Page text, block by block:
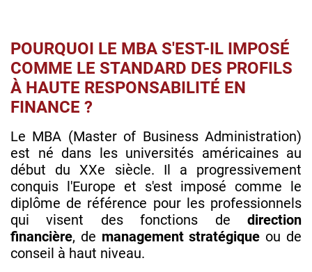
POURQUOI LE MBA S'EST-IL IMPOSÉ
COMME LE STANDARD DES PROFILS
À HAUTE RESPONSABILITÉ EN
FINANCE ?
Le MBA (Master of Business Administration)
est né dans les universités américaines au
début du XXe siècle. Il a progressivement
conquis l'Europe et s'est imposé comme le
diplôme de référence pour les professionnels
qui visent des fonctions de direction
financière, de management stratégique ou de
conseil à haut niveau.